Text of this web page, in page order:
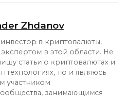
Zhdanov
в криптовалюты,
в этой области. Не
статьи о криптовалютах и
технологиях, но и являюсь
участником
занимающимся